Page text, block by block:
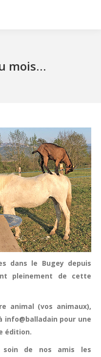
mois…
dans le Bugey depuis
pleinement de cette
animal (vos animaux),
pour une
édition.
soin de nos amis les